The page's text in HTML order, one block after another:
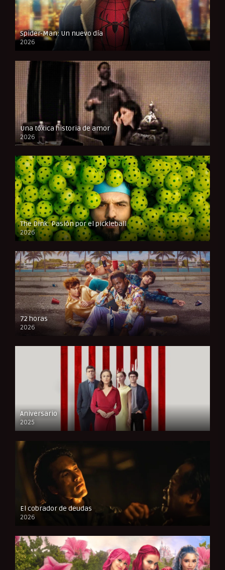
Spider-Man: Un nuevo día
2026
CAM
Una tóxica historia de amor
2026
FULL HD
The Dink: Pasión por el pickleball
2026
FULL HD
72 horas
2026
FULL HD
Aniversario
2025
FULL HD
El cobrador de deudas
2026
FULL HD